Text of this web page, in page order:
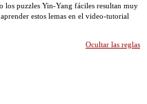
los puzzles Yin-Yang fáciles resultan muy
estos lemas en el video-tutorial
Ocultar las reglas